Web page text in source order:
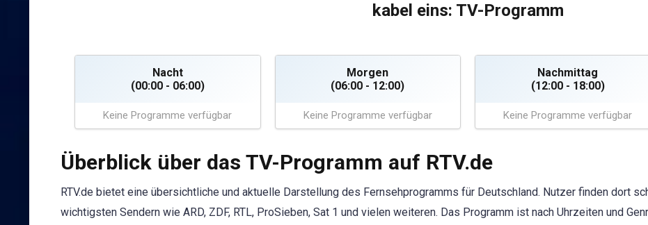
kabel eins: TV-Programm
Nacht
(00:00 - 06:00)
Keine Programme verfügbar
Morgen
(06:00 - 12:00)
Keine Programme verfügbar
Nachmittag
(12:00 - 18:00)
Keine Programme verfügbar
Überblick über das TV-Programm auf RTV.de
RTV.de bietet eine übersichtliche und aktuelle Darstellung des Fernsehprogramms für Deutschland. Nutzer finden dort
wichtigsten Sendern wie ARD, ZDF, RTL, ProSieben, Sat 1 und vielen weiteren. Das Programm ist nach Uhrzeiten und